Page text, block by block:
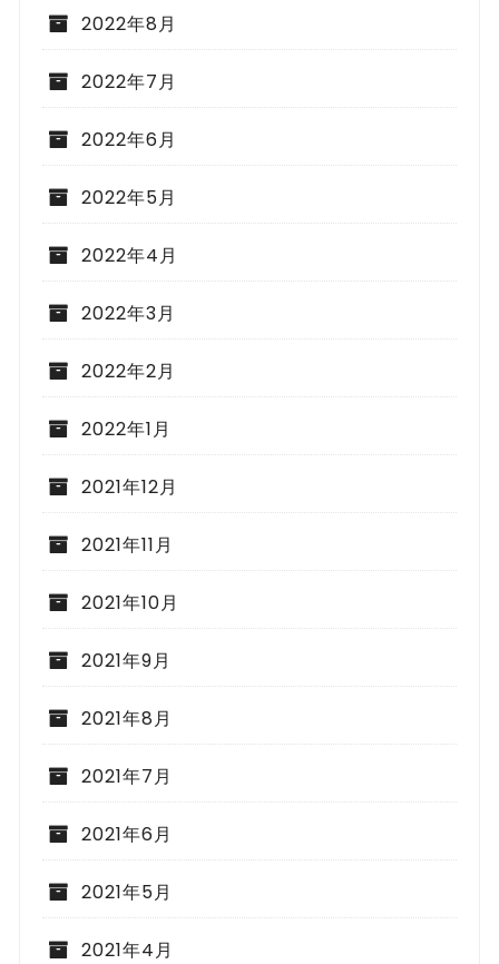
2022年8月
2022年7月
2022年6月
2022年5月
2022年4月
2022年3月
2022年2月
2022年1月
2021年12月
2021年11月
2021年10月
2021年9月
2021年8月
2021年7月
2021年6月
2021年5月
2021年4月